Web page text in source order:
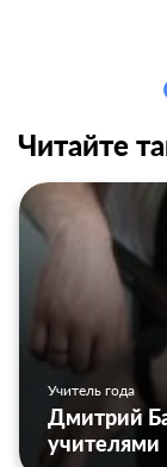
Читайте
Учитель года
Дмитрий
учителями